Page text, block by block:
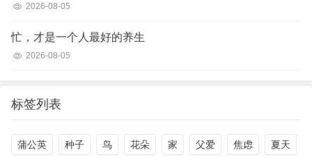
2026-08-05
忙，才是一个人最好的养生
2026-08-05
标签列表
蒲公英 种子 鸟 花朵 家 父爱 焦虑 夏天